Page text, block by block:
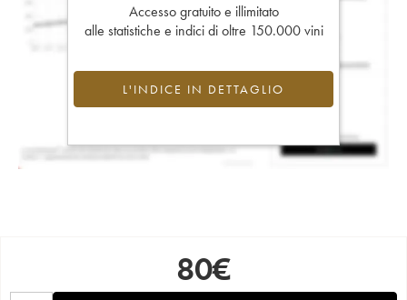
Accesso gratuito e illimitato
alle statistiche e indici di oltre 150.000 vini
L'INDICE IN DETTAGLIO
80€